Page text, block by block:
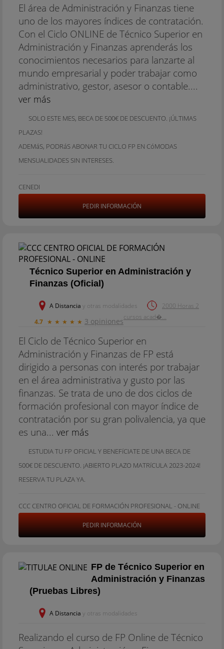
El área de Administración y Finanzas tiene
uno de los mayores índices de contratación.
Con el Ciclo ONLINE de Técnico Superior en
Administración y Finanzas aprenderás los
conocimientos necesarios para lanzarte al
mundo empresarial y poder trabajar como
administrativo, gestor, asesor o contable....
ver más
SOLO ESTE MES, BECA DE 500€ DE DESCUENTO. ¡ÚLTIMAS
PLAZAS!
ADEMáS, PODRáS ABONAR TU CICLO FP EN CóMODAS
MENSUALIDADES SIN INTERESES.
CENEDI
PEDIR INFORMACIÓN
Técnico Superior en Administración y
Finanzas (Oficial)
A Distancia y otras modalidades
2000 Horas 2
cursos acad�...
4.7 ★ ★ ★ ★ ★ 3 opiniones
El Ciclo de Técnico Superior en
Administración y Finanzas de FP está
dirigido a personas con interés por trabajar
en el área administrativa y gusto por las
finanzas. Se trata de uno de dos ciclos de
formación profesional con mayor índice de
contratación por su gran polivalencia, ya que
es una... ver más
ESTUDIA TU FP OFICIAL Y BENEFíCIATE DE UNA BECA DE
500€ DE DESCUENTO. ¡ABIERTO PLAZO MATRíCULA 2023-2024!
RESERVA TU PLAZA YA.
CCC CENTRO OFICIAL DE FORMACIÓN PROFESIONAL - ONLINE
PEDIR INFORMACIÓN
FP de Técnico Superior en
Administración y Finanzas
(Pruebas Libres)
A Distancia y otras modalidades
Realizando el curso de FP Online de Técnico